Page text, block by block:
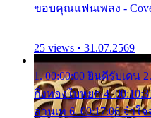
ขอบคุณแฟนเพลง -
25 views • 31.07.2569
1. 00:00:00 ยินดีรับเดน
กิ่งทองใบหยก 4.
ลานเท 6. 00:17:06 จำใ